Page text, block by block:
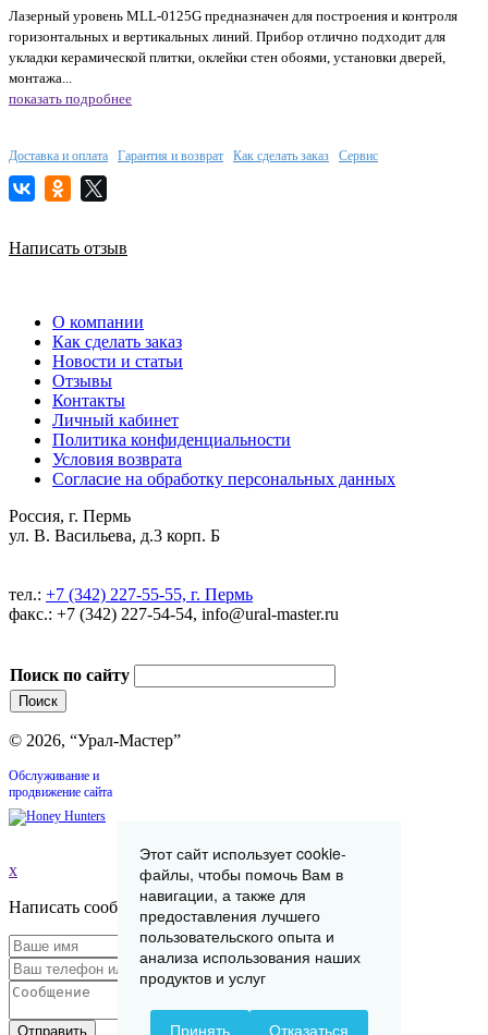
Лазерный уровень MLL-0125G предназначен для построения и контроля
горизонтальных и вертикальных линий. Прибор отлично подходит для
укладки керамической плитки, оклейки стен обоями, установки дверей,
монтажа...
показать подробнее
Доставка и оплата Гарантия и возврат Как сделать заказ Сервис
Написать отзыв
О компании
Как сделать заказ
Новости и статьи
Отзывы
Контакты
Личный кабинет
Политика конфиденциальности
Условия возврата
Согласие на обработку персональных данных
Россия, г. Пермь
ул. В. Васильева, д.3 корп. Б
тел.: +7 (342) 227-55-55, г. Пермь
факс.: +7 (342) 227-54-54, info@ural-master.ru
Поиск по сайту
© 2026, “Урал-Мастер”
Обслуживание и
продвижение сайта
x
Написать сообщение
Отправить
Этот сайт использует cookie-
файлы, чтобы помочь Вам в
навигации, а также для
предоставления лучшего
пользовательского опыта и
анализа использования наших
продуктов и услуг
Принять Отказаться